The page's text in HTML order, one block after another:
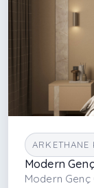
ARKETHANE
Modern
Modern Genç